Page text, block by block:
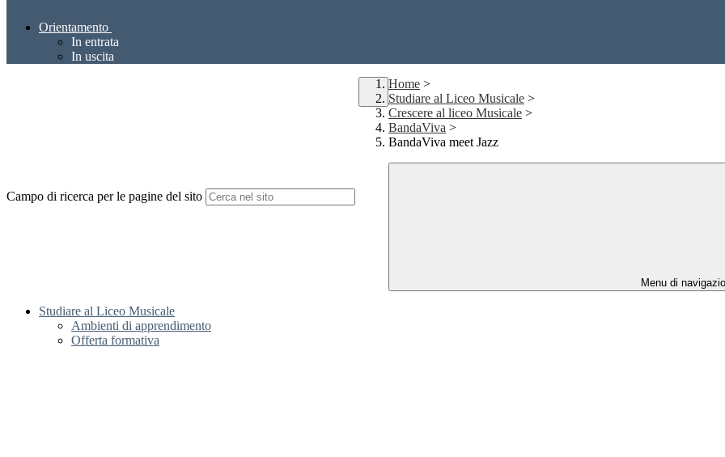
Orientamento
In entrata
In uscita
Campo di ricerca per le pagine del sito
Home >
Studiare al Liceo Musicale >
Crescere al liceo Musicale >
BandaViva >
BandaViva meet Jazz
Menu di
Studiare al Liceo Musicale
Ambienti di apprendimento
Offerta formativa